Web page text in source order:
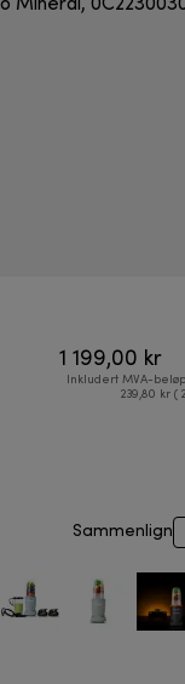
1 199,00 kr
Inkludert MVA-
239,80 kr (
Sammenlign